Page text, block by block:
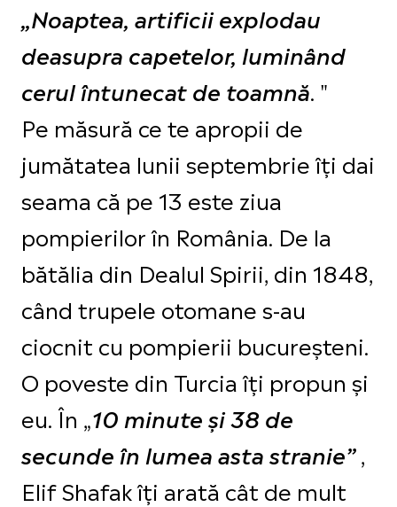
„Noaptea, artificii explodau
deasupra capetelor, luminând
cerul întunecat de toamnă. "
Pe măsură ce te apropii de
jumătatea lunii septembrie îți dai
seama că pe 13 este ziua
pompierilor în România. De la
bătălia din Dealul Spirii, din 1848,
când trupele otomane s-au
ciocnit cu pompierii bucureșteni.
O poveste din Turcia îți propun și
eu. În „10 minute și 38 de
secunde în lumea asta stranie”,
Elif Shafak îți arată cât de mult